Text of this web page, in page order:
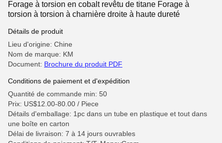
Forage à torsion en cobalt revêtu de titane Forage à
torsion à torsion à charnière droite à haute dureté
Détails de produit
Lieu d'origine: Chine
Nom de marque: KM
Document: Brochure du produit PDF
Conditions de paiement et d'expédition
Quantité de commande min: 50
Prix: US$12.00-80.00 / Piece
Détails d'emballage: 1pc dans un tube en plastique et tout dans
une boîte en carton
Délai de livraison: 7 à 14 jours ouvrables